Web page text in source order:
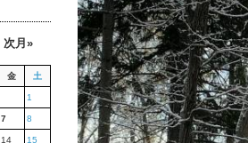
次月»
金 土
1
7 8
14 15